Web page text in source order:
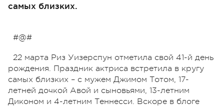
самых близких.
#@#
22 марта Риз Уизерспун отметила свой 41-й день
рождения. Праздник актриса встретила в кругу
самых близких – с мужем Джимом Тотом, 17-
летней дочкой Авой и сыновьями, 13-летним
Диконом и 4-летним Теннесси. Вскоре в блоге